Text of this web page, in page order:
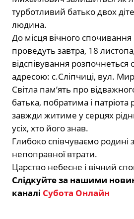
турботливий батько двох
людина.
До місця вічного
проведуть завтра, 18
відспівування розпочнеться
адресою: с.Сліпчиці, вул.
Світла пам’ять про
батька, побратима і патріота
завжди житиме у серцях
усіх, хто його знав.
Глибоко співчуваємо родині
непоправної втрати.
Царство небесне і вічний
Слідкуйте за нашими
каналі Субота Онлайн